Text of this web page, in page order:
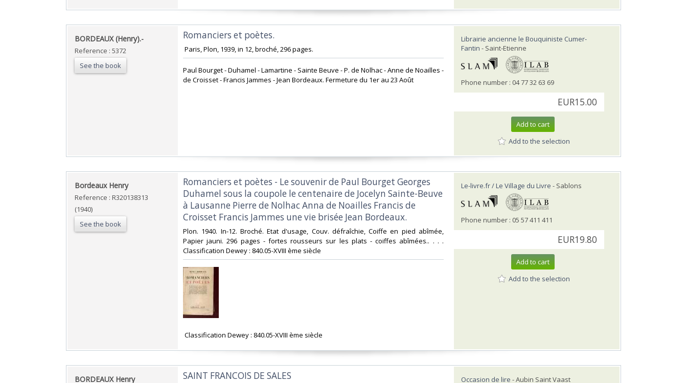
‎BORDEAUX (Henry).-‎
Reference : 5372
See the book
‎Romanciers et poètes.‎
‎ Paris, Plon, 1939, in 12, broché, 296 pages. ‎
‎Paul Bourget - Duhamel - Lamartine - Sainte Beuve - P. de Nolhac - Anne de Noailles -
de Croisset - Francis Jammes - Jean Bordeaux. Fermeture du 1er au 23 Août‎
Librairie ancienne le Bouquiniste Cumer-
Fantin - Saint-Etienne
Phone number : 04 77 32 63 69
EUR15.00
Add to cart
Add to the selection
‎Bordeaux Henry‎
Reference : R320138313
(1940)
See the book
‎Romanciers et poètes - Le souvenir de Paul Bourget Georges
Duhamel sous la coupole le centenaire de Jocelyn Sainte-Beuve
à Lausanne Pierre de Nolhac Anna de Noailles Francis de
Croisset Francis Jammes une vie brisée Jean Bordeaux.‎
‎Plon. 1940. In-12. Broché. Etat d'usage, Couv. défraîchie, Coiffe en pied abîmée,
Papier jauni. 296 pages - fortes rousseurs sur les plats - coiffes abîmées.. . . .
Classification Dewey : 840.05-XVIII ème siècle‎
‎ Classification Dewey : 840.05-XVIII ème siècle‎
Le-livre.fr / Le Village du Livre - Sablons
Phone number : 05 57 411 411
EUR19.80
Add to cart
Add to the selection
‎BORDEAUX Henry‎ ‎SAINT FRANCOIS DE SALES‎ Occasion de lire - Aubin Saint Vaast